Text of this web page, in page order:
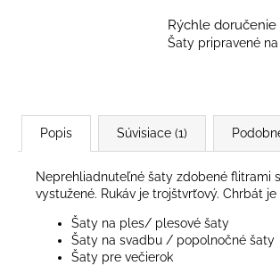
Rýchle doručenie
Šaty pripravené
Popis Súvisiace (1)
Neprehliadnuteľné šaty zdobené flitrami
vystužené. Rukáv je trojštvrťový. Chrbát
Šaty na ples/ plesové šaty
Šaty na svadbu / popolnočné šaty
Šaty pre večierok